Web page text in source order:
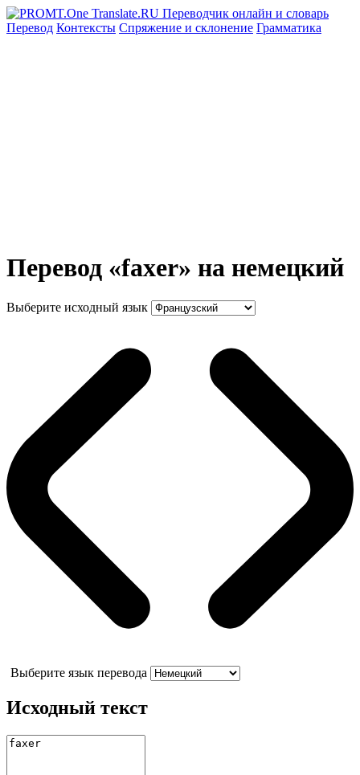
Перевод Контексты Спряжение и склонение Грамматика
Перевод «faxer» на немецкий
Выберите исходный язык
Выберите язык перевода
Исходный текст